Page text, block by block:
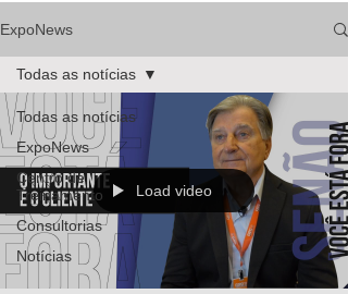
ExpoNews
Todas as notícias
ExpoNews
Centro de
Treinamento
Consultorias
Notícias
Todas as notícias
Load video